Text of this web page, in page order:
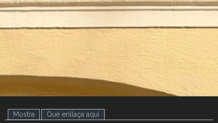
.
.
Mostra (pestanya activa)
Què enllaça aquí